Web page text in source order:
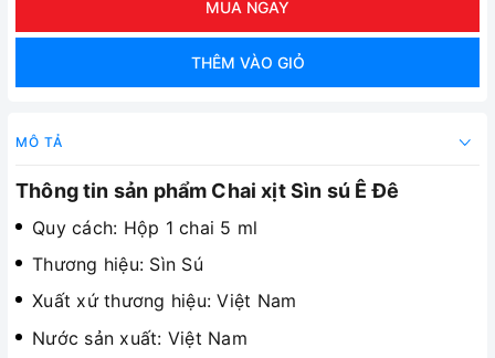
MUA NGAY
THÊM VÀO GIỎ
MÔ TẢ
Thông tin sản phẩm Chai xịt Sìn sú Ê Đê
Quy cách: Hộp 1 chai 5 ml
Thương hiệu: Sìn Sú
Xuất xứ thương hiệu: Việt Nam
Nước sản xuất: Việt Nam